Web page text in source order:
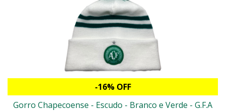
-16% OFF
Gorro Chapecoense - Escudo - Branco e Verde - G.F.A